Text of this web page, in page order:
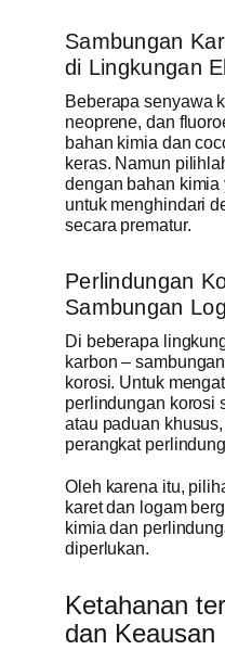
Sambungan
di Lingkungan
Beberapa senyawa
neoprene, dan
bahan kimia dan
keras. Namun
dengan bahan
untuk menghindari
secara prematur.
Perlindungan
Sambungan
Di beberapa
karbon –
korosi. Untuk
perlindungan korosi
atau paduan
perangkat
Oleh karena itu,
karet dan logam
kimia dan
diperlukan.
Ketahanan
dan Keausan